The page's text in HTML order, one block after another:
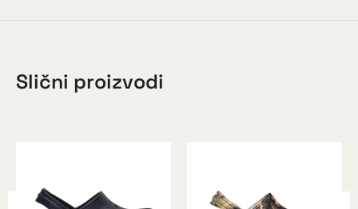
Slični proizvodi